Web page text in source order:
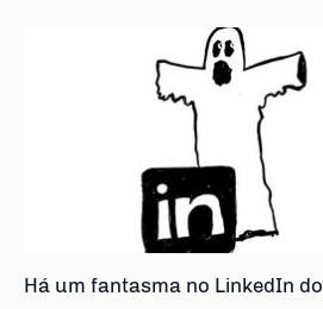
Há um fantasma no LinkedIn do